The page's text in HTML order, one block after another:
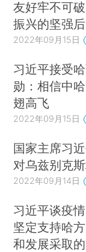
友好牢不可
振兴的坚强
2022年09月15日
习近平接受
勋：相信中
翅高飞
2022年09月15日
国家主席习
对乌兹别克
2022年09月14日
习近平谈疫
坚定支持哈
和发展采取